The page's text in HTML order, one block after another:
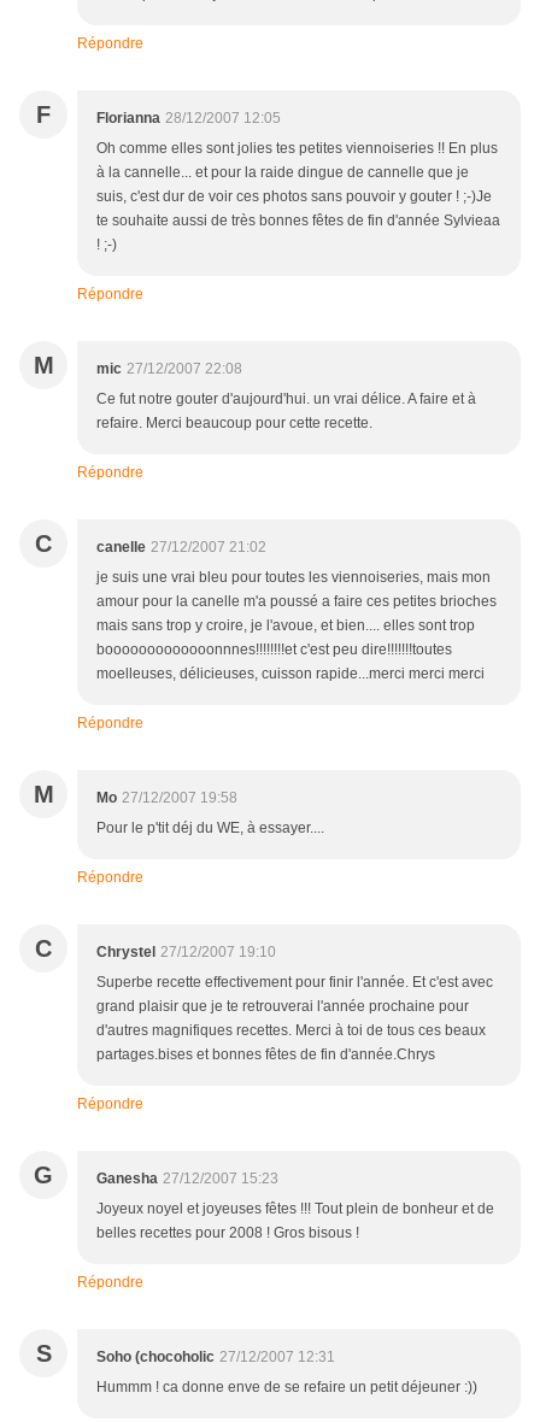
Répondre
F Florianna 28/12/2007 12:05
Oh comme elles sont jolies tes petites viennoiseries !! En plus
à la cannelle... et pour la raide dingue de cannelle que je
suis, c'est dur de voir ces photos sans pouvoir y gouter ! ;-)Je
te souhaite aussi de très bonnes fêtes de fin d'année Sylvieaa
! ;-)
Répondre
M mic 27/12/2007 22:08
Ce fut notre gouter d'aujourd'hui. un vrai délice. A faire et à
refaire. Merci beaucoup pour cette recette.
Répondre
C canelle 27/12/2007 21:02
je suis une vrai bleu pour toutes les viennoiseries, mais mon
amour pour la canelle m'a poussé a faire ces petites brioches
mais sans trop y croire, je l'avoue, et bien.... elles sont trop
booooooooooooonnnes!!!!!!!!et c'est peu dire!!!!!!!toutes
moelleuses, délicieuses, cuisson rapide...merci merci merci
Répondre
M Mo 27/12/2007 19:58
Pour le p'tit déj du WE, à essayer....
Répondre
C Chrystel 27/12/2007 19:10
Superbe recette effectivement pour finir l'année. Et c'est avec
grand plaisir que je te retrouverai l'année prochaine pour
d'autres magnifiques recettes. Merci à toi de tous ces beaux
partages.bises et bonnes fêtes de fin d'année.Chrys
Répondre
G Ganesha 27/12/2007 15:23
Joyeux noyel et joyeuses fêtes !!! Tout plein de bonheur et de
belles recettes pour 2008 ! Gros bisous !
Répondre
S Soho (chocoholic 27/12/2007 12:31
Hummm ! ca donne enve de se refaire un petit déjeuner :))